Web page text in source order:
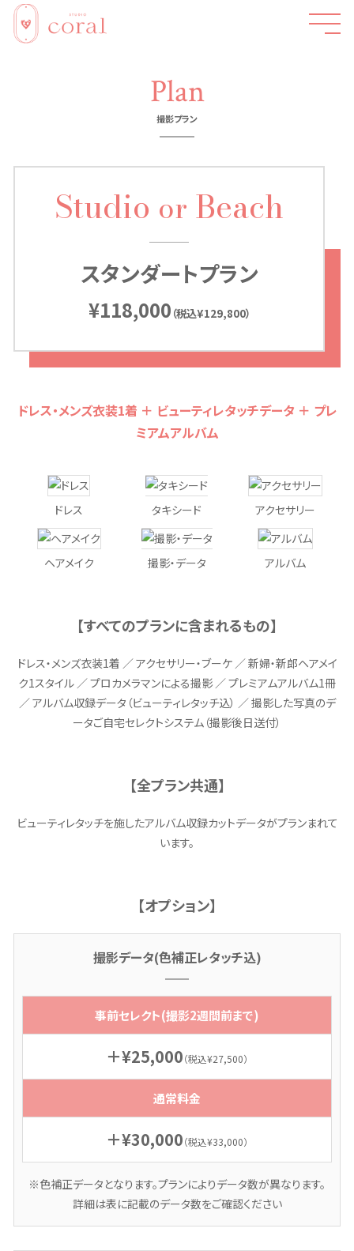
Plan
撮影プラン
Studio or Beach
スタンダートプラン
¥118,000 （税込¥129,800）
ドレス・メンズ衣装1着 ＋ ビューティレタッチデータ ＋ プレ
ミアムアルバム
ドレス タキシード アクセサリー
ヘアメイク 撮影・データ アルバム
【すべてのプランに含まれるもの】
ドレス・メンズ衣装1着 ／ アクセサリー・ブーケ ／ 新婦・新郎ヘアメイ
ク1スタイル ／ プロカメラマンによる撮影 ／ プレミアムアルバム1冊
／ アルバム収録データ（ビューティレタッチ込） ／ 撮影した写真のデ
ータご自宅セレクトシステム（撮影後日送付）
【全プラン共通】
ビューティレタッチを施したアルバム収録カットデータがプランまれて
います。
【オプション】
撮影データ(色補正レタッチ込)
事前セレクト(撮影2週間前まで)
＋¥25,000（税込¥27,500）
通常料金
＋¥30,000（税込¥33,000）
※色補正データとなります。プランによりデータ数が異なります。
詳細は表に記載のデータ数をご確認ください